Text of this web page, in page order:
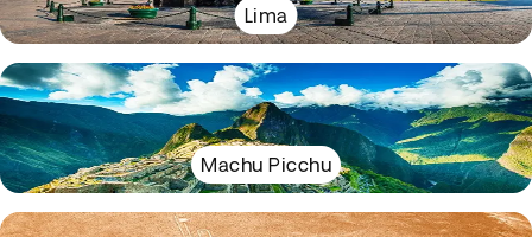
Lima
Machu Picchu